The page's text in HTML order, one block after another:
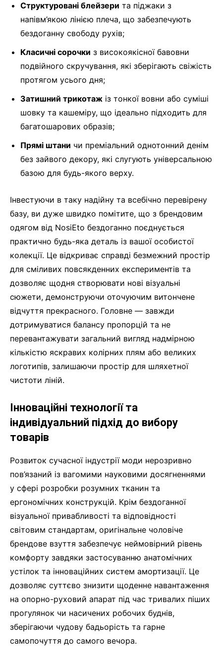
Структуровані блейзери та піджаки з
напівм’якою лінією плеча, що забезпечують
бездоганну свободу рухів;
Класичні сорочки з високоякісної бавовни
подвійного скручування, які зберігають свіжість
протягом усього дня;
Затишний трикотаж із тонкої вовни або суміші
шовку та кашеміру, що ідеально підходить для
багатошарових образів;
Прямі штани чи преміальний однотонний денім
без зайвого декору, які слугують універсальною
базою для будь-якого верху.
Інвестуючи в таку надійну та всебічно перевірену
базу, ви дуже швидко помітите, що з брендовим
одягом від NosiEto бездоганно поєднується
практично будь-яка деталь із вашої особистої
колекції. Це відкриває справді безмежний простір
для сміливих повсякденних експериментів та
дозволяє щодня створювати нові візуальні
сюжети, демонструючи оточуючим витончене
відчуття прекрасного. Головне — завжди
дотримуватися балансу пропорцій та не
перевантажувати загальний вигляд надмірною
кількістю яскравих колірних плям або великих
логотипів, залишаючи простір для шляхетної
чистоти ліній.
Інноваційні технології та
індивідуальний підхід до вибору
товарів
Розвиток сучасної індустрії моди нерозривно
пов’язаний із вагомими науковими досягненнями
у сфері розробки розумних тканин та
ергономічних конструкцій. Крім бездоганної
візуальної привабливості та відповідності
світовим стандартам, оригінальне чоловіче
брендове взуття забезпечує неймовірний рівень
комфорту завдяки застосуванню анатомічних
устілок та інноваційних систем амортизації. Це
дозволяє суттєво знизити щоденне навантаження
на опорно-руховий апарат під час тривалих піших
прогулянок чи насичених робочих буднів,
зберігаючи чудову бадьорість та гарне
самопочуття до самого вечора.